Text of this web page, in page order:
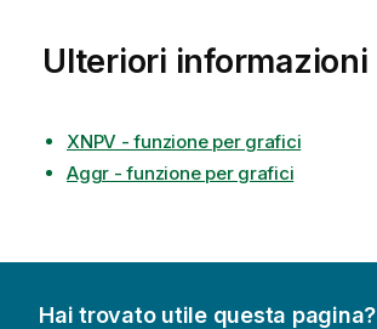
Ulteriori informazioni
XNPV - funzione per grafici
Aggr - funzione per grafici
Hai trovato utile questa pagina?